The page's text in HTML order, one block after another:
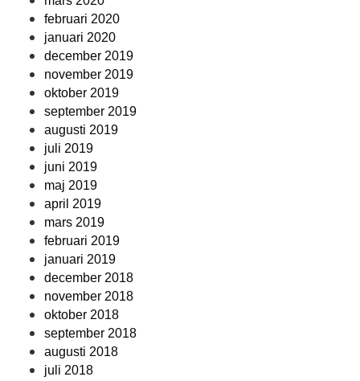
februari 2020
januari 2020
december 2019
november 2019
oktober 2019
september 2019
augusti 2019
juli 2019
juni 2019
maj 2019
april 2019
mars 2019
februari 2019
januari 2019
december 2018
november 2018
oktober 2018
september 2018
augusti 2018
juli 2018